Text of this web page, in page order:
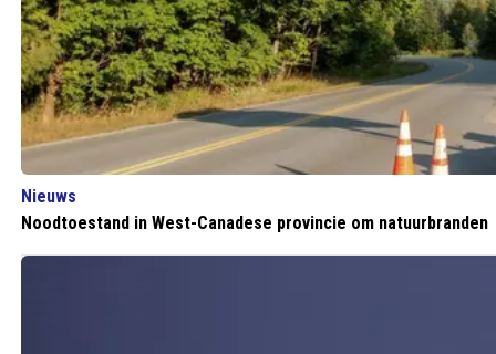
Nieuws
Noodtoestand in West-Canadese provincie om natuurbranden